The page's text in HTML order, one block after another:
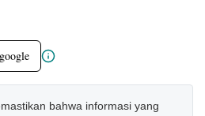
bahwa informasi yang